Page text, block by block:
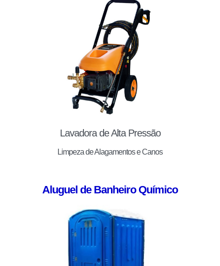
Lavadora de Alta Pressão
Limpeza de Alagamentos e Canos
Aluguel de Banheiro Químico